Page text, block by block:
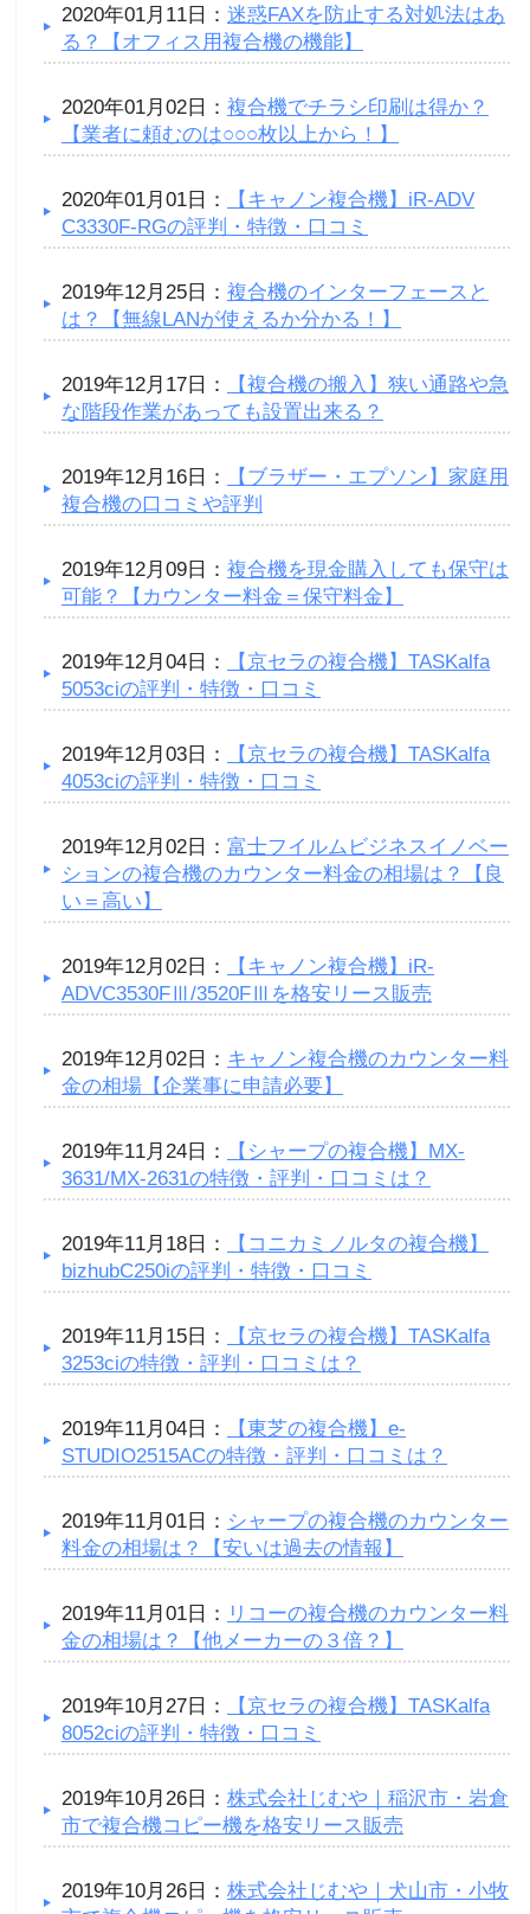
2020年01月11日： 迷惑FAXを防止する対処法はあ
る？【オフィス用複合機の機能】
2020年01月02日： 複合機でチラシ印刷は得か？
【業者に頼むのは○○○枚以上から！】
2020年01月01日：
【キャノン複合機】iR-ADV
C3330F-RGの評判・特徴・口コミ
2019年12月25日： 複合機のインターフェースと
は？【無線LANが使えるか分かる！】
2019年12月17日：
【複合機の搬入】狭い通路や急
な階段作業があっても設置出来る？
2019年12月16日：
【ブラザー・エプソン】家庭用
複合機の口コミや評判
2019年12月09日： 複合機を現金購入しても保守は
可能？【カウンター料金＝保守料金】
2019年12月04日：
【京セラの複合機】TASKalfa
5053ciの評判・特徴・口コミ
2019年12月03日：
【京セラの複合機】TASKalfa
4053ciの評判・特徴・口コミ
2019年12月02日： 富士フイルムビジネスイノベー
ションの複合機のカウンター料金の相場は？【良
い＝高い】
2019年12月02日：
【キャノン複合機】iR-
ADVC3530FⅢ/3520FⅢを格安リース販売
2019年12月02日： キャノン複合機のカウンター料
金の相場【企業事に申請必要】
2019年11月24日：
【シャープの複合機】MX-
3631/MX-2631の特徴・評判・口コミは？
2019年11月18日：
【コニカミノルタの複合機】
bizhubC250iの評判・特徴・口コミ
2019年11月15日：
【京セラの複合機】TASKalfa
3253ciの特徴・評判・口コミは？
2019年11月04日：
【東芝の複合機】e-
STUDIO2515ACの特徴・評判・口コミは？
2019年11月01日： シャープの複合機のカウンター
料金の相場は？【安いは過去の情報】
2019年11月01日： リコーの複合機のカウンター料
金の相場は？【他メーカーの３倍？】
2019年10月27日：
【京セラの複合機】TASKalfa
8052ciの評判・特徴・口コミ
2019年10月26日： 株式会社じむや｜稲沢市・岩倉
市で複合機コピー機を格安リース販売
2019年10月26日： 株式会社じむや｜犬山市・小牧